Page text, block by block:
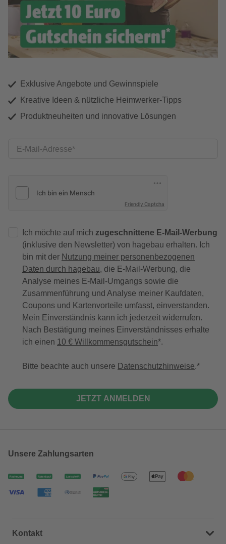
Exklusive Angebote und Gewinnspiele
Kreative Ideen & nützliche Heimwerker-Tipps
Produktneuheiten und innovative Lösungen
E-Mail-Adresse
Friendly Captcha
Ich möchte auf mich zugeschnittene E-Mail-Werbung
(inklusive den Newsletter) von hagebau erhalten. Ich
bin mit der Nutzung meiner personenbezogenen
Daten durch hagebau, die E-Mail-Werbung, die
Analyse meines E-Mail-Umgangs sowie die
Zusammenführung und Analyse meiner Kaufdaten,
Coupons und Kartenvorteile umfasst, einverstanden.
Mein Einverständnis kann ich jederzeit widerrufen.
Nach Bestätigung meines Einverständnisses erhalte
ich einen 10 € Willkommensgutschein*.
Bitte beachte auch unsere Datenschutzhinweise.
JETZT ANMELDEN
Unsere Zahlungsarten
Kontakt